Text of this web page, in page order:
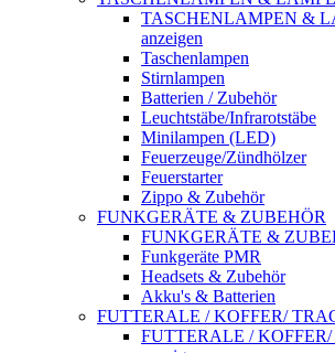
TASCHENLAMPEN &
anzeigen
Taschenlampen
Stirnlampen
Batterien / Zubehör
Leuchtstäbe/Infrarotstäbe
Minilampen (LED)
Feuerzeuge/Zündhölzer
Feuerstarter
Zippo & Zubehör
FUNKGERÄTE & ZUBEHÖR
FUNKGERÄTE &
Funkgeräte PMR
Headsets & Zubehör
Akku's & Batterien
FUTTERALE / KOFFER/
FUTTERALE /